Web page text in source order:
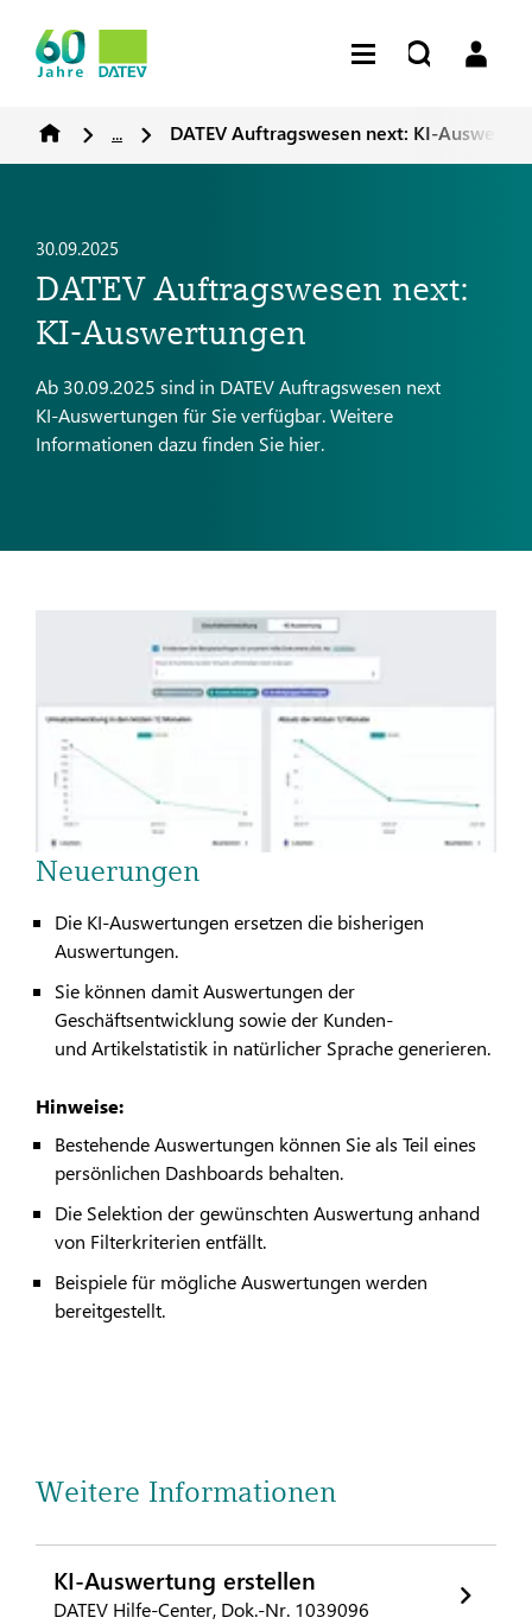
... DATEV Auftragswesen next: KI-
30.09.2025
DATEV Auftragswesen next:
KI-Auswertungen
Ab 30.09.2025 sind in DATEV Auftragswesen next
KI-Auswertungen für Sie verfügbar. Weitere
Informationen dazu finden Sie hier.
Neuerungen
Die KI-Auswertungen ersetzen die bisherigen
Auswertungen.
Sie können damit Auswertungen der
Geschäftsentwicklung sowie der Kunden-
und Artikelstatistik in natürlicher Sprache generieren.
Hinweise:
Bestehende Auswertungen können Sie als Teil eines
persönlichen Dashboards behalten.
Die Selektion der gewünschten Auswertung anhand
von Filterkriterien entfällt.
Beispiele für mögliche Auswertungen werden
bereitgestellt.
Weitere Informationen
KI-Auswertung erstellen
DATEV Hilfe-Center, Dok.-Nr. 1039096